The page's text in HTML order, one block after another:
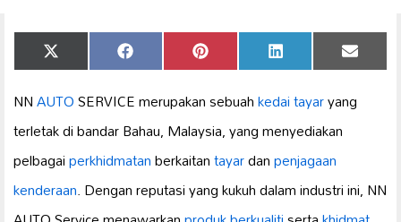
Share
on
X
(Twitter)
Share
on
Facebook Share
on
Pinterest Share
on
LinkedIn Share
on
Email
NNAUTOSERVICE merupakan sebuahkedai tayaryang
terletak di bandar Bahau, Malaysia, yang menyediakan
pelbagaiperkhidmatanberkaitantayardanpenjagaan
kenderaan. Dengan reputasi yang kukuh dalam industri ini, NN